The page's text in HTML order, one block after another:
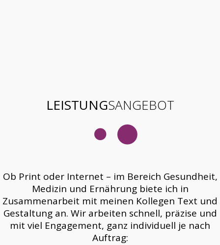
LEISTUNGSANGEBOT
Ob Print oder Internet – im Bereich Gesundheit,
Medizin und Ernährung biete ich in
Zusammenarbeit mit meinen Kollegen Text und
Gestaltung an. Wir arbeiten schnell, präzise und
mit viel Engagement, ganz individuell je nach
Auftrag: